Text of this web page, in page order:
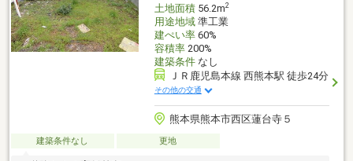
土地面積56.2m2
用途地域準工業
建ぺい率60%
容積率200%
建築条件なし
ＪＲ鹿児島本線 西熊本駅 徒歩24分
その他の交通
熊本県熊本市西区蓮台寺５
建築条件なし 更地